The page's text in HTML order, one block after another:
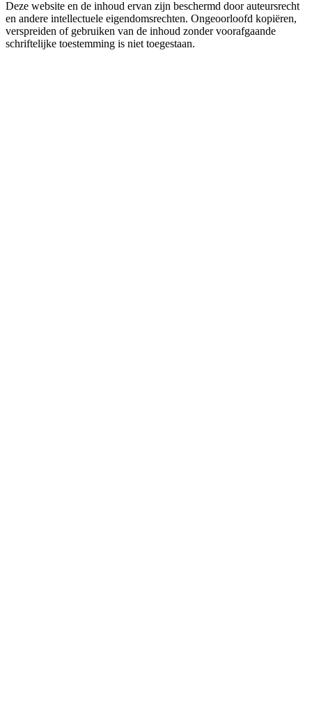
Deze website en de inhoud ervan zijn beschermd door auteursrecht
en andere intellectuele eigendomsrechten. Ongeoorloofd kopiëren,
verspreiden of gebruiken van de inhoud zonder voorafgaande
schriftelijke toestemming is niet toegestaan.